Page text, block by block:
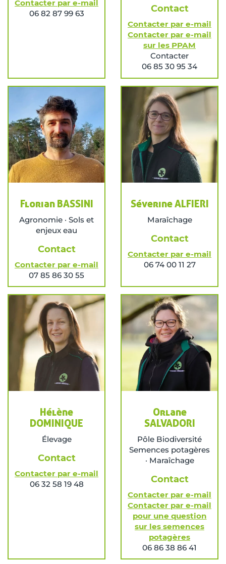
Contacter par e-mail
06 82 87 99 63
Contact
Contacter par e-mail
Contacter par e-mail
sur les PPAM
Contacter
06 85 30 95 34
Florian BASSINI
Agronomie · Sols et
enjeux eau
Contact
Contacter par e-mail
07 85 86 30 55
Séverine ALFIERI
Maraîchage
Contact
Contacter par e-mail
06 74 00 11 27
Hélène
DOMINIQUE
Élevage
Contact
Contacter par e-mail
06 32 58 19 48
Orlane
SALVADORI
Pôle Biodiversité
Semences potagères
· Maraîchage
Contact
Contacter par e-mail
Contacter par e-mail
pour une question
sur les semences
potagères
06 86 38 86 41